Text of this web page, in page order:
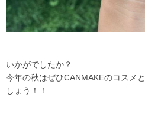
いかがでしたか？
今年の秋はぜひCANMAKEのコスメ
しょう！！